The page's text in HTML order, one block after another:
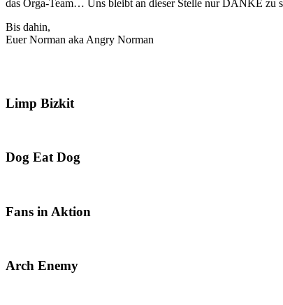
das Orga-Team… Uns bleibt an dieser Stelle nur DANKE zu
Bis dahin,
Euer Norman aka Angry Norman
Limp Bizkit
Dog Eat Dog
Fans in Aktion
Arch Enemy